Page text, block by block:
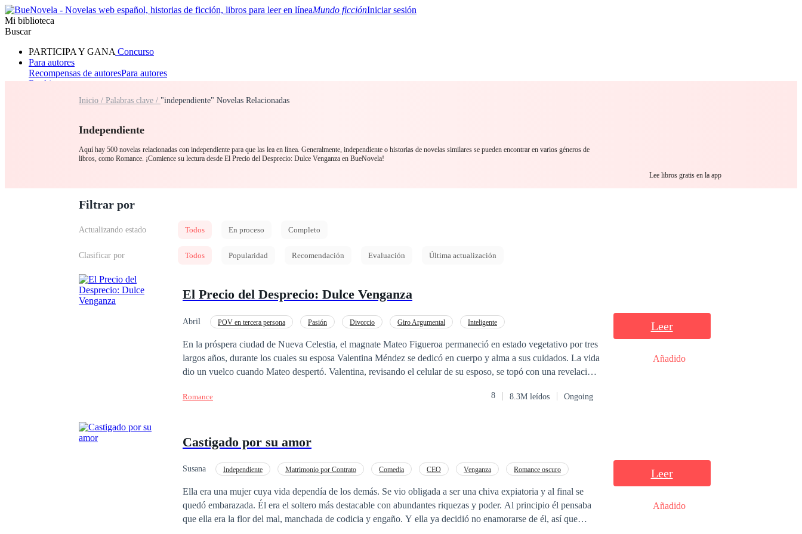
Mundo ficciónIniciar sesión
Mi biblioteca
Buscar
PARTICIPA Y GANA Concurso
Para autores
Recompensas de autoresPara autores
Ranking
RomanceHombre loboMafia
Inicio / Palabras clave / "independiente" Novelas Relacionadas
Independiente
Aquí hay 500 novelas relacionadas con independiente para que las lea en línea. Generalmente, independiente o historias de novelas similares se pueden encontrar en varios géneros de
libros, como Romance. ¡Comience su lectura desde El Precio del Desprecio: Dulce Venganza en BueNovela!
Lee libros gratis en la app
Filtrar por
Actualizando estado Todos En proceso Completo
Clasificar por Todos Popularidad Recomendación Evaluación Última actualización
El Precio del Desprecio: Dulce Venganza
Abril POV en tercera persona Pasión Divorcio Giro Argumental Inteligente
En la próspera ciudad de Nueva Celestia, el magnate Mateo Figueroa permaneció en estado vegetativo por tres
largos años, durante los cuales su esposa Valentina Méndez se dedicó en cuerpo y alma a sus cuidados. La vida
dio un vuelco cuando Mateo despertó. Valentina, revisando el celular de su esposo, se topó con una revelación
sus vidas. El círculo social elitista de Mateo, que siempre había mirado a Valentina por encima del hombro, no
de Mateo nunca había sido real, y ella no había sido más que el hazmerreír de aquella sociedad pretenciosa. La
una demanda de divorcio. El motivo declarado, para su horror: disfunción eréctil. Enfurecido hasta lo
que una vez llamaron "patito feo" se había transformado en una prestigiosa doctora. Allí estaba ella, radiante en
un vestido de gala, su silueta elegante reclinada con aire despreocupado bajo las deslumbrantes luces del
hospital. Al notar su presencia, la señora Figueroa le dedicó una sonrisa cargada de ironía y le soltó: —Vaya,
Romance 8 8.3M leídos Ongoing
Leer
Añadido
Castigado por su amor
Susana Independiente Matrimonio por Contrato Comedia CEO Venganza
Romance oscuro
Ella era una mujer cuya vida dependía de los demás. Se vio obligada a ser una chiva expiatoria y al final se
quedó embarazada. Él era el soltero más destacable con abundantes riquezas y poder. Al principio él pensaba
que ella era la flor del mal, manchada de codicia y engaño. Y ella ya decidió no enamorarse de él, así que
Leer
Añadido